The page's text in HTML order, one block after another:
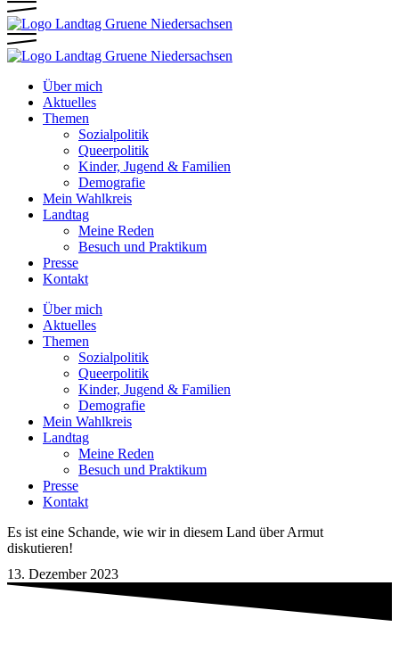
Über mich
Aktuelles
Themen
Sozialpolitik
Queerpolitik
Kinder, Jugend & Familien
Demografie
Mein Wahlkreis
Landtag
Meine Reden
Besuch und Praktikum
Presse
Kontakt
Über mich
Aktuelles
Themen
Sozialpolitik
Queerpolitik
Kinder, Jugend & Familien
Demografie
Mein Wahlkreis
Landtag
Meine Reden
Besuch und Praktikum
Presse
Kontakt
Es ist eine Schande, wie wir in diesem Land über Armut
diskutieren!
13. Dezember 2023